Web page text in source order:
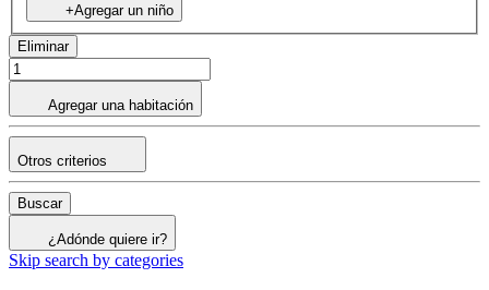
+Agregar un niño
Eliminar
Agregar una habitación
Otros criterios
Buscar
¿Adónde quiere ir?
Skip search by categories